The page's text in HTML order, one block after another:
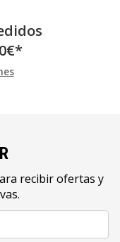
€*
recibir ofertas y